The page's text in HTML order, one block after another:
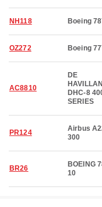
NH118 Boeing
OZ272 Boeing
AC8810
DE
DHC-8
SERIES
PR124
Airbus
300
BR26
BOEING
10